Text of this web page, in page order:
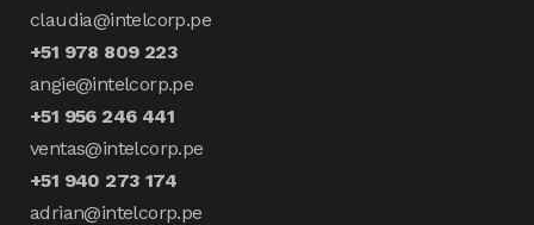
claudia@intelcorp.pe
+51 978 809 223
angie@intelcorp.pe
+51 956 246 441
ventas@intelcorp.pe
+51 940 273 174
adrian@intelcorp.pe